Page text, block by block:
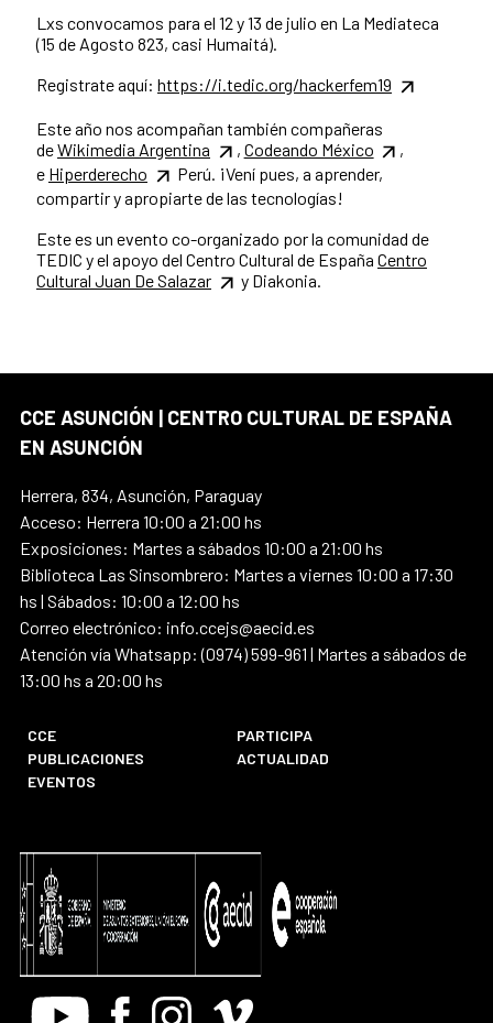
Lxs convocamos para el 12 y 13 de julio en La Mediateca
(15 de Agosto 823, casi Humaitá).
Registrate aquí: https://i.tedic.org/hackerfem19
Este año nos acompañan también compañeras
deWikimedia Argentina , Codeando México
,
e Hiperderecho
Perú. ¡Vení pues, a aprender,
compartir y apropiarte de las tecnologías!
Este es un evento co-organizado por la comunidad de
TEDIC y el apoyo del Centro Cultural de España Centro
Cultural Juan De Salazar
y Diakonia.
CCE ASUNCIÓN | CENTRO CULTURAL DE ESPAÑA
EN ASUNCIÓN
Herrera, 834, Asunción, Paraguay
Acceso: Herrera 10:00 a 21:00 hs
Exposiciones: Martes a sábados 10:00 a 21:00 hs
Biblioteca Las Sinsombrero: Martes a viernes 10:00 a 17:30
hs | Sábados: 10:00 a 12:00 hs
Correo electrónico: info.ccejs@aecid.es
Atención vía Whatsapp: (0974) 599-961 | Martes a sábados de
13:00 hs a 20:00 hs
CCE
PARTICIPA
PUBLICACIONES
ACTUALIDAD
EVENTOS
Youtube FacebookInstagram
Vimeo